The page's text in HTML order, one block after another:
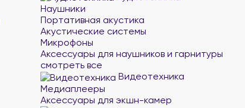
Наушники
Портативная акустика
Акустические системы
Микрофоны
Аксессуары для наушников и гарнитуры
смотреть все
Видеотехника
Медиаплееры
Аксессуары для экшн-камер